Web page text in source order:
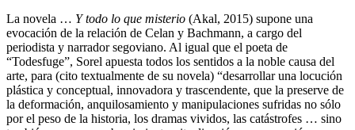
La novela … Y todo lo que misterio (Akal, 2015) supone una
evocación de la relación de Celan y Bachmann, a cargo del
periodista y narrador segoviano. Al igual que el poeta de
“Todesfuge”, Sorel apuesta todos los sentidos a la noble causa del
arte, para (cito textualmente de su novela) “desarrollar una locución
plástica y conceptual, innovadora y trascendente, que la preserve de
la deformación, anquilosamiento y manipulaciones sufridas no sólo
por el peso de la historia, los dramas vividos, las catástrofes … sino